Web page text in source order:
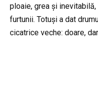
ploaie, grea și
furtunii. Totuși a dat
cicatrice veche: doare,